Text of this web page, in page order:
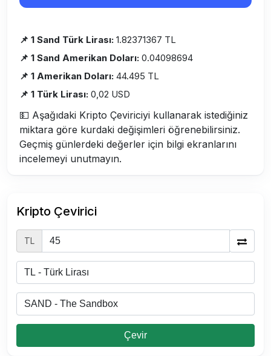
📌 1 Sand Türk Lirası: 1.82371367 TL
📌 1 Sand Amerikan Doları: 0.04098694
📌 1 Amerikan Doları: 44.495 TL
📌 1 Türk Lirası: 0,02 USD
💵 Aşağıdaki Kripto Çeviriciyi kullanarak istediğiniz
miktara göre kurdaki değişimleri öğrenebilirsiniz.
Geçmiş günlerdeki değerler için bilgi ekranlarını
incelemeyi unutmayın.
Kripto Çevirici
TL
Çevir